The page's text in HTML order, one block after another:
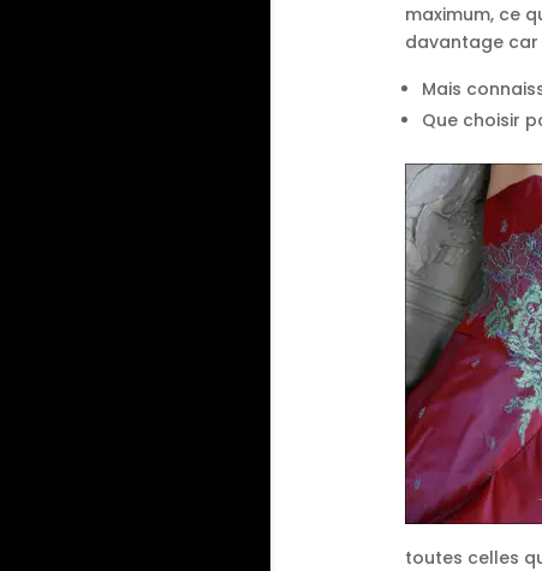
maximum, ce
davantage
Mais
Que choisir
toutes celles